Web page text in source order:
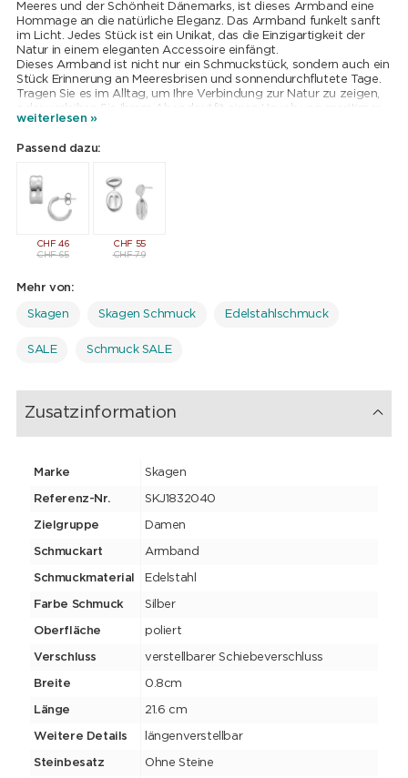
Meeres und der Schönheit Dänemarks, ist dieses Armband eine
Hommage an die natürliche Eleganz. Das Armband funkelt sanft
im Licht. Jedes Stück ist ein Unikat, das die Einzigartigkeit der
Natur in einem eleganten Accessoire einfängt.
Dieses Armband ist nicht nur ein Schmuckstück, sondern auch ein
Stück Erinnerung an Meeresbrisen und sonnendurchflutete Tage.
Tragen Sie es im Alltag, um Ihre Verbindung zur Natur zu zeigen,
Romantik.
weiterlesen »
Passend dazu:
CHF46
CHF65
CHF55
CHF79
Mehr von:
Skagen Skagen Schmuck Edelstahlschmuck
SALE Schmuck SALE
Zusatzinformation
Marke Skagen
Referenz-Nr. SKJ1832040
Zielgruppe Damen
Schmuckart Armband
Schmuckmaterial Edelstahl
Farbe Schmuck Silber
Oberfläche poliert
Verschluss verstellbarer Schiebeverschluss
Breite 0.8cm
Länge 21.6 cm
Weitere Details längenverstellbar
Steinbesatz Ohne Steine